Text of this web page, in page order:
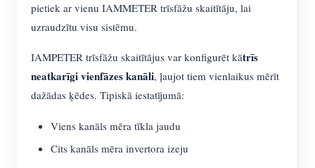
pietiek ar vienu IAMMETER trīsfāžu skaitītāju, lai
uzraudzītu visu sistēmu.
IAMPETER trīsfāžu skaitītājus var konfigurēt kātrīs
neatkarīgi vienfāzes kanāli, ļaujot tiem vienlaikus mērīt
dažādas ķēdes. Tipiskā iestatījumā:
Viens kanāls mēra tīkla jaudu
Cits kanāls mēra invertora izeju